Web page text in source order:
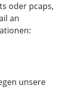
oder pcaps,
an
unsere